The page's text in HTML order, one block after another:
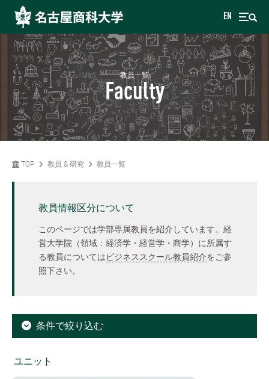
EN
教員一覧
Faculty
TOP 教員 & 研究 教員一覧
教員情報区分について
このページでは学部専属教員を紹介しています。経
営大学院（領域：経済学・経営学・商学）に所属す
る教員についてはビジネススクール教員紹介をご参
照下さい。
条件で絞り込む
ユニット